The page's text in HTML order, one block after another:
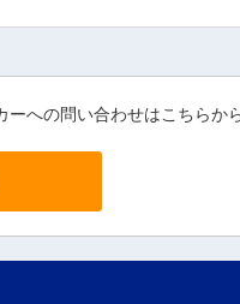
ーへの問い合わせはこちらか